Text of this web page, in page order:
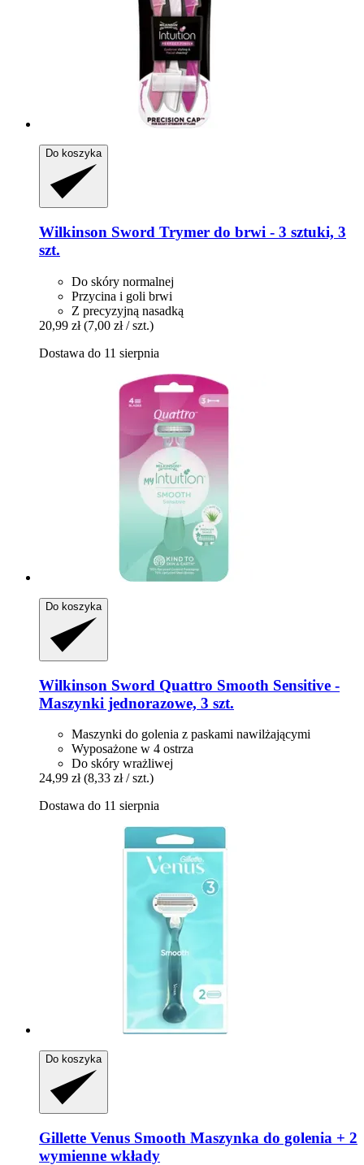
Do koszyka
Wilkinson Sword Trymer do brwi -​ 3 sztuki, 3
szt.
Do skóry normalnej
Przycina i goli brwi
Z precyzyjną nasadką
20,99 zł (7,00 zł / szt.)
Dostawa do 11 sierpnia
Do koszyka
Wilkinson Sword Quattro Smooth Sensitive -​
Maszynki jednorazowe, 3 szt.
Maszynki do golenia z paskami nawilżającymi
Wyposażone w 4 ostrza
Do skóry wrażliwej
24,99 zł (8,33 zł / szt.)
Dostawa do 11 sierpnia
Do koszyka
Gillette Venus Smooth Maszynka do golenia + 2
wymienne wkłady